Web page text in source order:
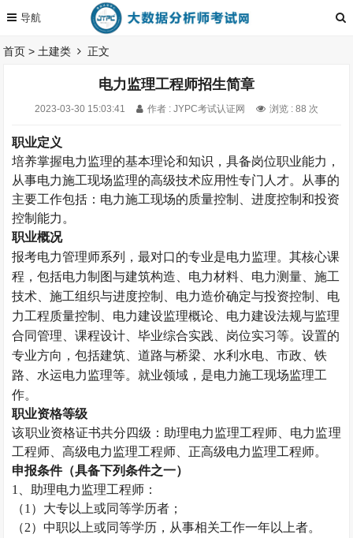
首页 > 土建类 正文
电力监理工程师招生简章
2023-03-30 15:03:41 作者 : JYPC考试认证网 浏览 : 88 次
职业定义
培养掌握电力监理的基本理论和知识，具备岗位职业能力，
从事电力施工现场监理的高级技术应用性专门人才。从事的
主要工作包括：电力施工现场的质量控制、进度控制和投资
控制能力。
职业概况
报考电力管理师系列，最对口的专业是电力监理。其核心课
程，包括电力制图与建筑构造、电力材料、电力测量、施工
技术、施工组织与进度控制、电力造价确定与投资控制、电
力工程质量控制、电力建设监理概论、电力建设法规与监理
合同管理、课程设计、毕业综合实践、岗位实习等。设置的
专业方向，包括建筑、道路与桥梁、水利水电、市政、铁
路、水运电力监理等。就业领域，是电力施工现场监理工
作。
职业资格等级
该职业资格证书共分四级：助理电力监理工程师、电力监理
工程师、高级电力监理工程师、正高级电力监理工程师。
申报条件（具备下列条件之一）
1
、助理电力监理工程师：
（1 ）大专以上或同等学历者；
（2）中职以上或同等学历，从事相关工作一年以上者。